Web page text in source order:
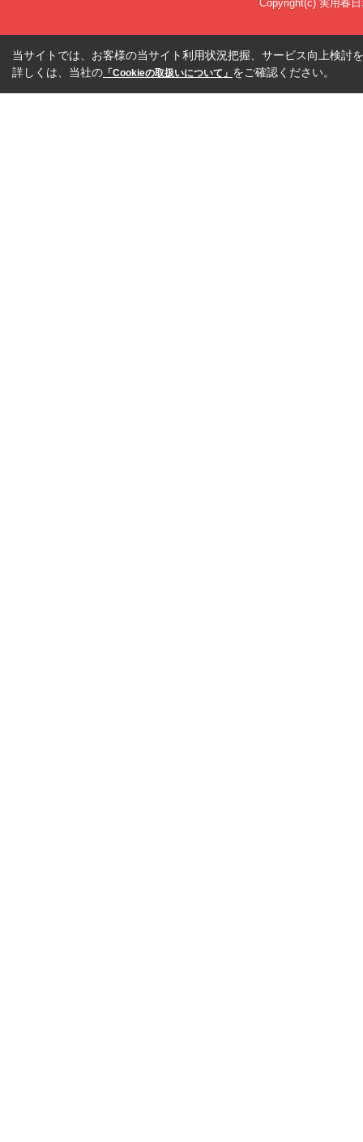
Copyright(c) 実用春
当サイトでは、お客様の当サイト利用状況把握、サービス向上検討
詳しくは、当社の 「Cookieの取扱いについて」 をご確認ください。